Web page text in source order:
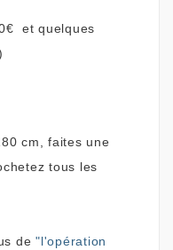
et quelques
cm, faites une
tous les
de "l'opération